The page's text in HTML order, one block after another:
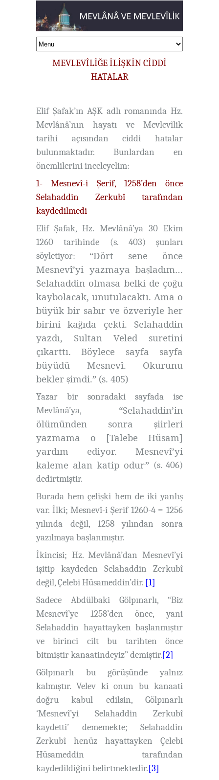
MEVLEVÎLİĞE İLİŞKİN CİDDİ
HATALAR
Elif Şafak’ın AŞK adlı romanında Hz.
Mevlânâ’nın hayatı ve Mevlevîlik
tarihi açısından ciddi hatalar
bulunmaktadır. Bunlardan en
önemlilerini inceleyelim:
1- Mesnevî-i Şerif, 1258’den önce
Selahaddin Zerkubî tarafından
kaydedilmedi
Elif Şafak, Hz. Mevlânâ’ya 30 Ekim
1260 tarihinde (s. 403) şunları
söyletiyor: “Dört sene önce
Mesnevî’yi yazmaya başladım…
Selahaddin olmasa belki de çoğu
kaybolacak, unutulacaktı. Ama o
büyük bir sabır ve özveriyle her
birini kağıda çekti. Selahaddin
yazdı, Sultan Veled suretini
çıkarttı. Böylece sayfa sayfa
büyüdü Mesnevî. Okurunu
bekler şimdi.” (s. 405)
Yazar bir sonradaki sayfada ise
Mevlânâ’ya, “Selahaddin’in
ölümünden sonra şiirleri
yazmama o [Talebe Hüsam]
yardım ediyor. Mesnevî’yi
kaleme alan katip odur” (s. 406)
dedirtmiştir.
Burada hem çelişki hem de iki yanlış
var. İlki; Mesnevî-i Şerif 1260-4 = 1256
yılında değil, 1258 yılından sonra
yazılmaya başlanmıştır.
İkincisi; Hz. Mevlânâ’dan Mesnevî’yi
işitip kaydeden Selahaddin Zerkubî
değil, Çelebi Hüsameddin’dir. [1]
Sadece Abdülbaki Gölpınarlı, “Biz
Mesnevî’ye 1258’den önce, yani
Selahaddin hayattayken başlanmıştır
ve birinci cilt bu tarihten önce
bitmiştir kanaatindeyiz” demiştir.[2]
Gölpınarlı bu görüşünde yalnız
kalmıştır. Velev ki onun bu kanaati
doğru kabul edilsin, Gölpınarlı
‘Mesnevî’yi Selahaddin Zerkubî
kaydetti’ dememekte; Selahaddin
Zerkubî henüz hayattayken Çelebi
Hüsameddin tarafından
kaydedildiğini belirtmektedir.[3]